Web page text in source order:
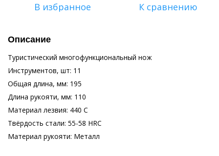
В избранное К сравнению
Описание
Туристический многофункциональный нож
Инструментов, шт: 11
Общая длина, мм: 195
Длина рукояти, мм: 110
Материал лезвия: 440 C
Твёрдость стали: 55-58 HRC
Материал рукояти: Металл